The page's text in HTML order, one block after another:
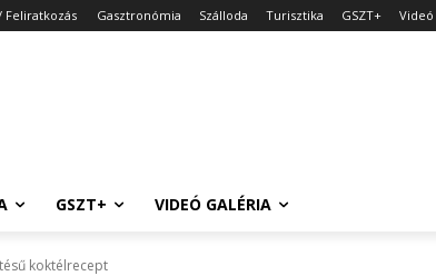
Feliratkozás Gasztronómia Szálloda Turisztika GSZT+ Videó
GSZT+ VIDEÓ GALÉRIA
koktélrecept